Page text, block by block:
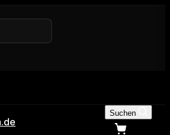
Suchen